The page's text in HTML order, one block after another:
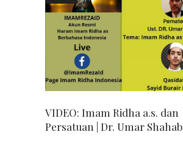
VIDEO: Imam Ridha a.s. dan
Persatuan | Dr. Umar Shahab